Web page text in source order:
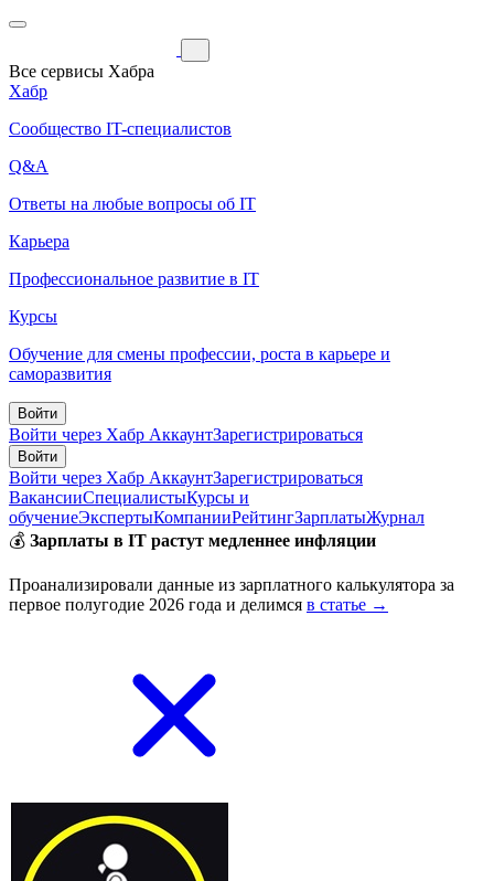
Все сервисы Хабра
Хабр
Сообщество IT-специалистов
Q&A
Ответы на любые вопросы об IT
Карьера
Профессиональное развитие в IT
Курсы
Обучение для смены профессии, роста в карьере и
саморазвития
Войти
Войти через Хабр АккаунтЗарегистрироваться
Войти
Войти через Хабр АккаунтЗарегистрироваться
ВакансииСпециалистыКурсы и
обучениеЭкспертыКомпанииРейтингЗарплатыЖурнал
💰 Зарплаты в IT растут медленнее инфляции
Проанализировали данные из зарплатного калькулятора за
первое полугодие 2026 года и делимся в статье →